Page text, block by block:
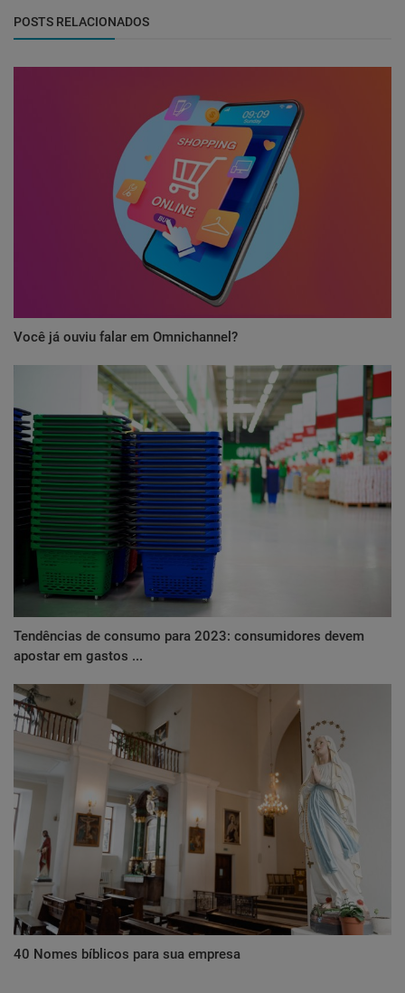
POSTS RELACIONADOS
Você já ouviu falar em Omnichannel?
Tendências de consumo para 2023: consumidores devem
apostar em gastos ...
40 Nomes bíblicos para sua empresa